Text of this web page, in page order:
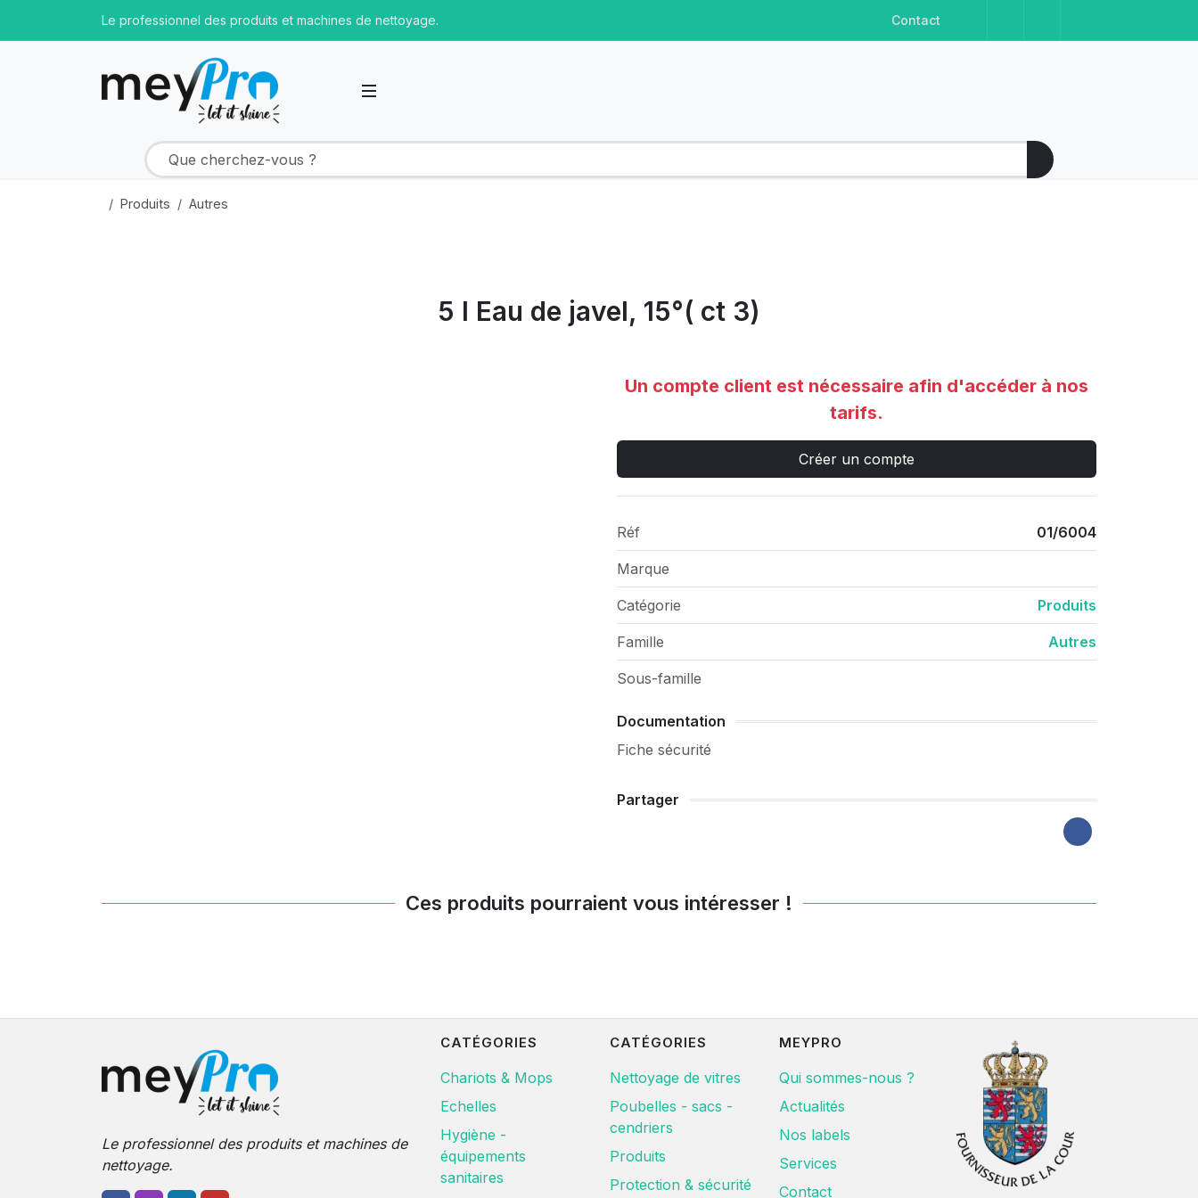
Le professionnel des produits et machines de nettoyage. Contact
Produits Autres
5 l Eau de javel, 15°( ct 3)
Un compte client est nécessaire afin d'accéder à nos
tarifs.
Créer un compte
Réf 01/6004
Marque
Catégorie Produits
Famille Autres
Sous-famille
Documentation
Fiche sécurité
Partager
Ces produits pourraient vous intéresser !
Le professionnel des produits et machines de
nettoyage.
CATÉGORIES
Chariots & Mops
Echelles
Hygiène -
équipements
sanitaires
CATÉGORIES
Nettoyage de vitres
Poubelles - sacs -
cendriers
Produits
Protection & sécurité
MEYPRO
Qui sommes-nous ?
Actualités
Nos labels
Services
Contact